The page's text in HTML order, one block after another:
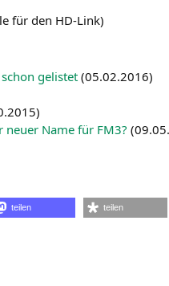
für den HD-Link)
gelis­tet(05.02.2016)
)
neu­er Name für FM3? (
teilen teilen